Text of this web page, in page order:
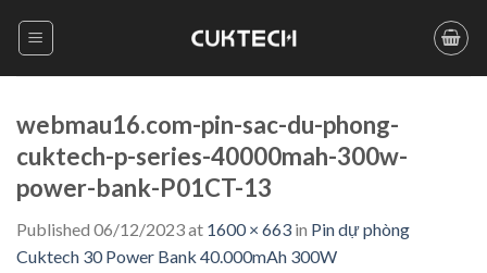
webmau16.com-pin-sac-du-phong-
cuktech-p-series-40000mah-300w-
power-bank-P01CT-13
Published 06/12/2023at 1600 × 663 in Pin dự phòng
Cuktech 30 Power Bank 40.000mAh 300W